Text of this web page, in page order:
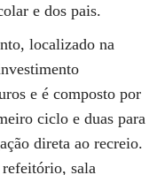
e dos pais.
localizado na
e é composto por
ciclo e duas para
direta ao recreio.
sala